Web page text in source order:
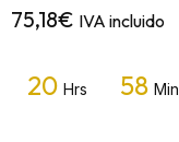
75,18€ IVA incluido
20 Hrs 58 Min